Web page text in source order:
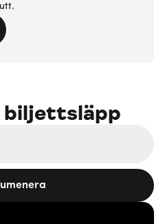
biljettsläpp